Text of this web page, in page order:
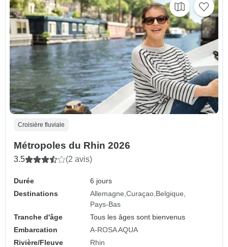
Croisière fluviale
Métropoles du Rhin 2026
3.5 (2 avis)
Durée
6 jours
Destinations
Allemagne Curaçao Belgique
Pays-Bas
Tranche d'âge
Tous les âges sont bienvenus
Embarcation
A-ROSA AQUA
Rivière/Fleuve
Rhin